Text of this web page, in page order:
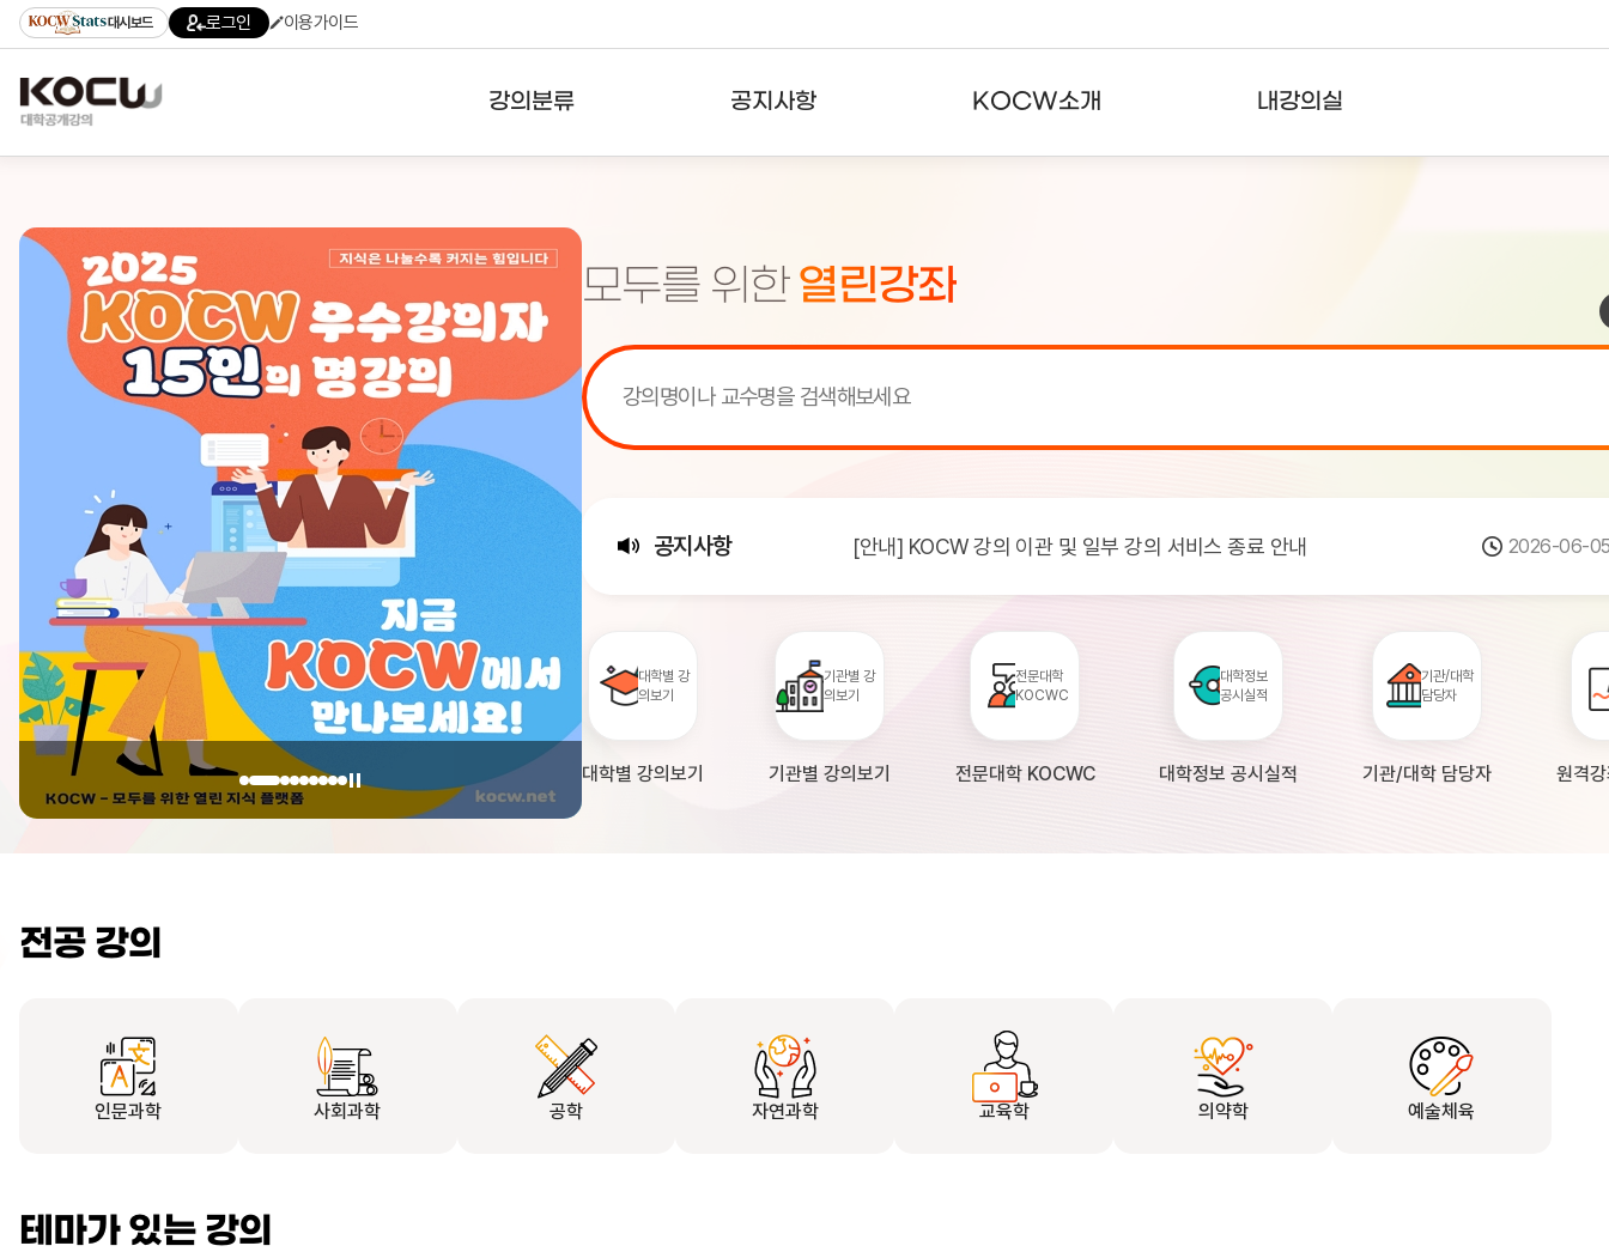
대시보드 로그인 이용가이드
강의분류
기관강의
테마강의
공지사항
주요통계현황
KOCW소개 내강의실
모두를 위한 열린강좌
공지사항
[서비스점검] KOCW 서비스 점검 안내(7월 24일 19:00 ~ 7월... 2026-07-
[안내] KOCW 강의 이관 및 일부 강의 서비스 종료 안내 2026-06-
[안내] 2026년 대학정보공시 대학의 원격강좌 현황 조사 안내(자주묻... 2026-04-
대학별 강
의보기
대학별 강의보기
기관별 강
의보기
기관별 강의보기
전문대학
KOCWC
전문대학 KOCWC
대학정보
공시실적
대학정보 공시실적
기관/대학
담당자
기관/대학 담당자 원격
전공 강의
인문과학 사회과학 공학 자연과학 교육학 의약학 예술체육
테마가 있는 강의